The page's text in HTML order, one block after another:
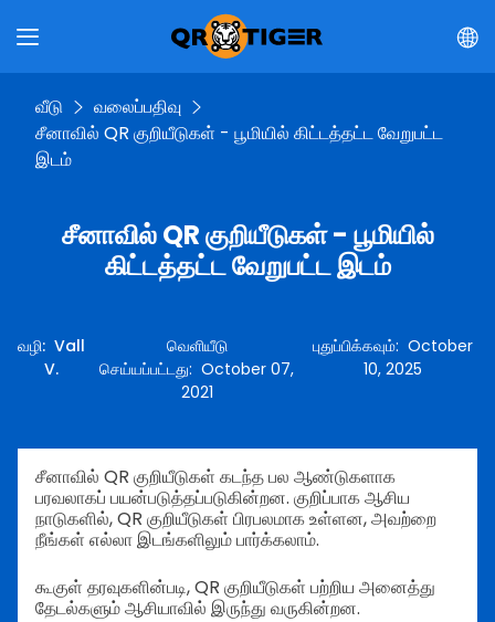
வீடு
வலைப்பதிவு
சீனாவில் QR குறியீடுகள் - பூமியில் கிட்டத்தட்ட வேறுபட்ட
இடம்
சீனாவில் QR குறியீடுகள் - பூமியில்
கிட்டத்தட்ட வேறுபட்ட இடம்
வழி: Vall
V.
வெளியீடு
செய்யப்பட்டது:October 07,
2021
புதுப்பிக்கவும்:October
10, 2025
சீனாவில் QR குறியீடுகள் கடந்த பல ஆண்டுகளாக
பரவலாகப் பயன்படுத்தப்படுகின்றன. குறிப்பாக ஆசிய
நாடுகளில், QR குறியீடுகள் பிரபலமாக உள்ளன, அவற்றை
நீங்கள் எல்லா இடங்களிலும் பார்க்கலாம்.
கூகுள் தரவுகளின்படி, QR குறியீடுகள் பற்றிய அனைத்து
தேடல்களும் ஆசியாவில் இருந்து வருகின்றன.